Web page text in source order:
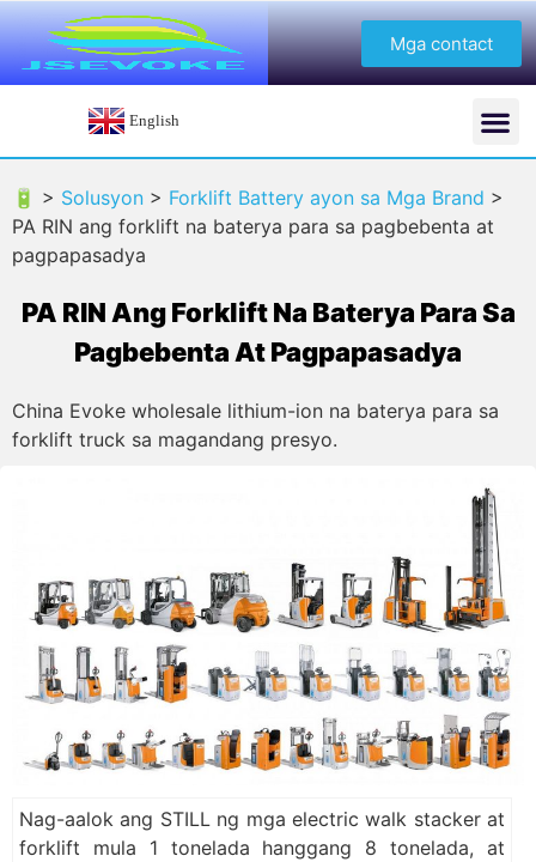
Mga contact
English
🔋 > Solusyon > Forklift Battery ayon sa Mga Brand >
PA RIN ang forklift na baterya para sa pagbebenta at
pagpapasadya
PA RIN Ang Forklift Na Baterya Para Sa
Pagbebenta At Pagpapasadya
China Evoke wholesale lithium-ion na baterya para sa
forklift truck sa magandang presyo.
Nag-aalok ang STILL ng mga electric walk stacker at
forklift mula 1 tonelada hanggang 8 tonelada, at